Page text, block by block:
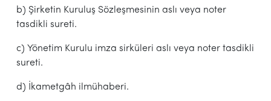
b) Şirketin Kuruluş Sözleşmesinin aslı veya noter
tasdikli sureti.
c) Yönetim Kurulu imza sirküleri aslı veya noter tasdikli
sureti.
d) İkametgâh ilmühaberi.